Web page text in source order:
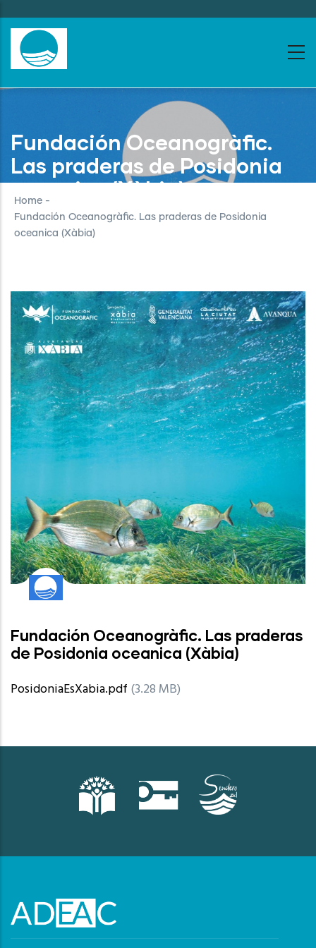
to
main
content
Fundación Oceanogràfic.
Las praderas de Posidonia
oceanica (Xàbia)
Home -
Fundación Oceanogràfic. Las praderas de Posidonia
oceanica (Xàbia)
Fundación Oceanogràfic. Las praderas
de Posidonia oceanica (Xàbia)
PosidoniaEsXabia.pdf (3.28 MB)